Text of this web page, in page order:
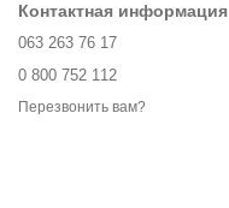
Контактная информация
063 263 76 17
0 800 752 112
Перезвонить вам?